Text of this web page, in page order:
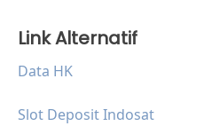
Link Alternatif
Data HK
Slot Deposit Indosat